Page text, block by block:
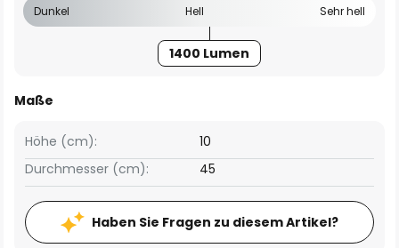
Dunkel Hell Sehr hell
1400 Lumen
Maße
Höhe (cm):
10
Durchmesser (cm):
45
Haben Sie Fragen zu diesem Artikel?